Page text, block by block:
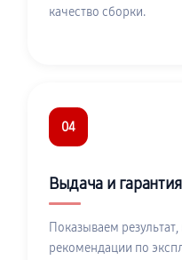
качество сборки.
04
Выдача и гарантия
Показываем
рекомендации по